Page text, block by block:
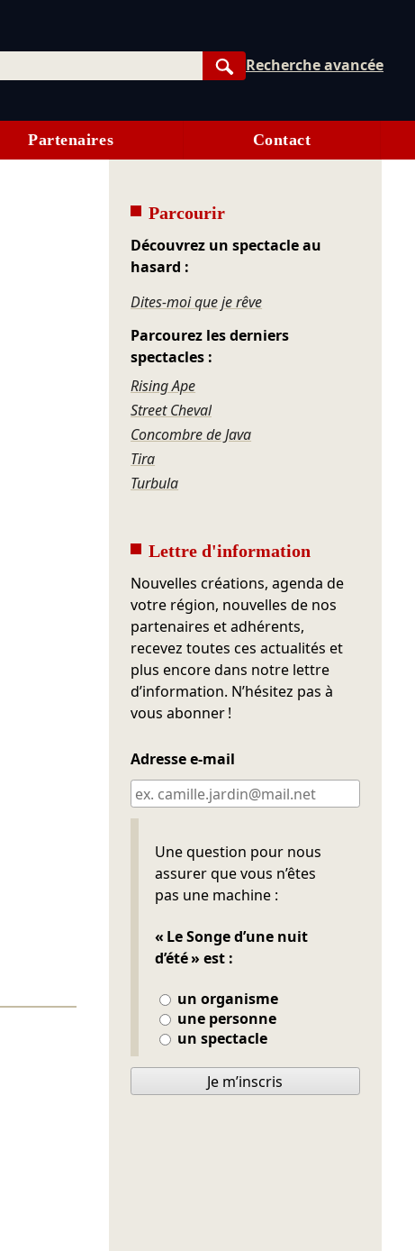
Rechercher
Recherche avancée
Partenaires Contact
Parcourir
Découvrez un spectacle au
hasard :
Dites-moi que je rêve
Parcourez les derniers
spectacles :
Rising Ape
Street Cheval
Concombre de Java
Tira
Turbula
Lettre d'information
Nouvelles créations, agenda de
votre région, nouvelles de nos
partenaires et adhérents,
recevez toutes ces actualités et
plus encore dans notre lettre
d’information. N’hésitez pas à
vous abonner !
Adresse e-mail
Une question pour nous
assurer que vous n’êtes
pas une machine :
« Le Songe d’une nuit
d’été » est :
un organisme
une personne
un spectacle
Ne pas remplir
Je m’inscris